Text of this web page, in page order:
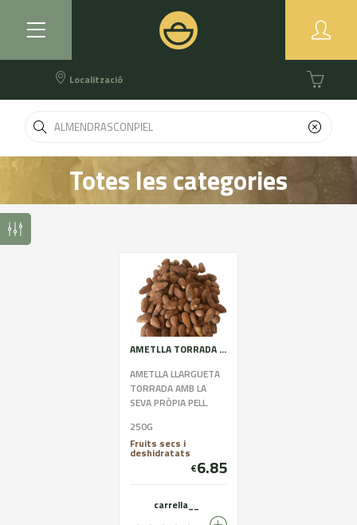
Localització
Totes les categories
AMETLLA TORRADA AMB PELL
AMETLLA LLARGUETA
TORRADA AMB LA
SEVA PRÒPIA PELL.
BOSSES
BIODEGRADABLES I
100X100 SENSE
CONSERVANTS.
250G
Fruits secs i
deshidratats
€6.85
carrella__